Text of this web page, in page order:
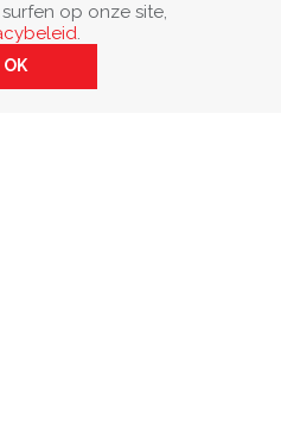
een berichtje.
op onze site,
.
OK